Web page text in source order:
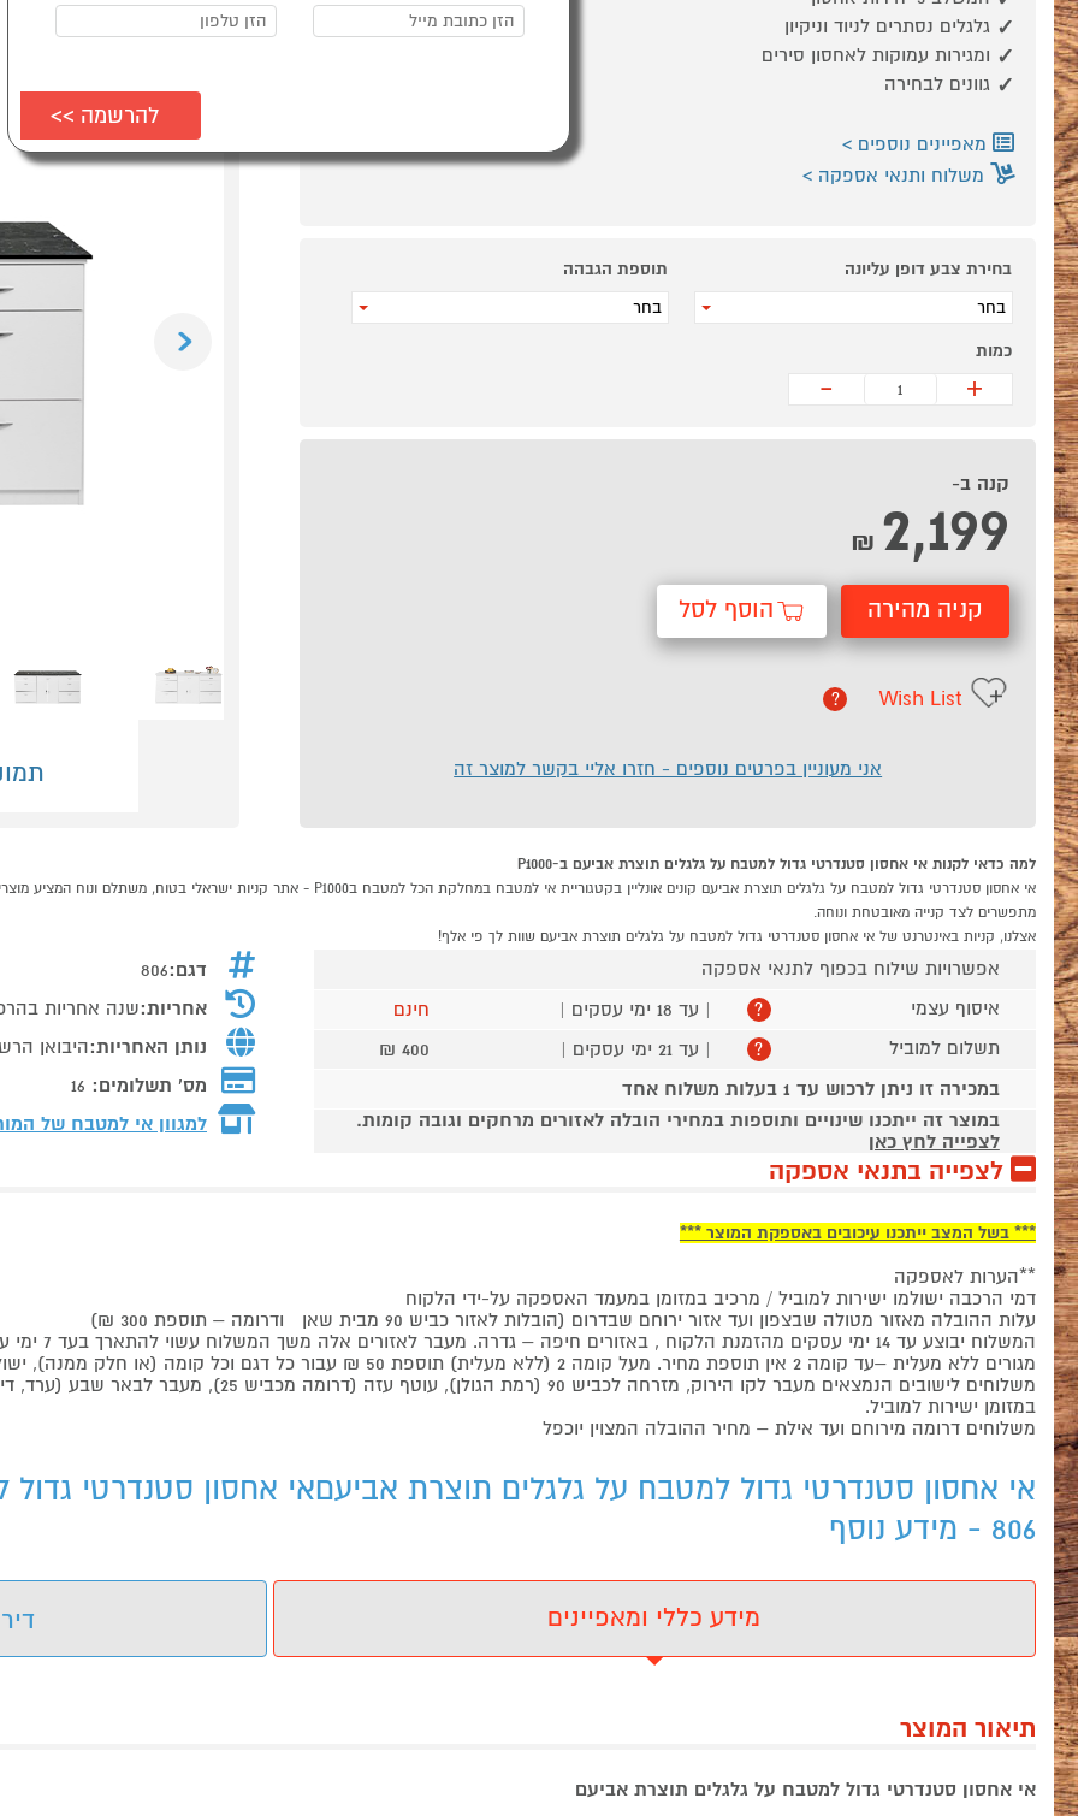
גלגלים נסתרים לניוד וניקיון
ומגירות עמוקות לאחסון סירים
גוונים לבחירה
מאפיינים נוספים
משלוח ותנאי אספקה
בחירת צבע דופן עליונה
בחר
תוספת הגבהה
בחר
כמות
+
-
קנה ב-
2,199
₪
קניה מהירה הוסף לסל
Wish List
?
אני מעוניין בפרטים נוספים - חזרו אליי בקשר למוצר זה
למה כדאי לקנות אי אחסון סטנדרטי גדול למטבח על גלגלים תוצרת אביעם ב-P1000
מתפשרים לצד קנייה מאובטחת ונוחה.
אצלנו, קניות באינטרנט של אי אחסון סטנדרטי גדול למטבח על גלגלים תוצרת אביעם שוות לך פי אלף!
אפשרויות שילוח בכפוף לתנאי אספקה
איסוף עצמי
? | עד 18 ימי עסקים |
חינם
תשלום למוביל
? | עד 21 ימי עסקים |
400 ₪
במכירה זו ניתן לרכוש עד 1 בעלות משלוח אחד
במוצר זה ייתכנו שינויים ותוספות במחירי הובלה לאזורים מרחקים וגובה קומות.
לצפייה לחץ כאן
דגם:806
אחריות:שנה אחריות
נותן האחריות:היבואן
מס' תשלומים: 16
למגוון אי למטבח של
לצפייה בתנאי אספקה
*** בשל המצב ייתכנו עיכובים באספקת המוצר ***
**הערות לאספקה
דמי הרכבה ישולמו ישירות למוביל / מרכיב במזומן במעמד האספקה על-ידי הלקוח
עלות ההובלה מאזור מטולה שבצפון ועד אזור ירוחם שבדרום (הובלות לאזור כביש 90 מבית שאן ודרומה – תוספת 300 ₪)
המשלוח יבוצע עד 14 ימי עסקים מהזמנת הלקוח , באזורים חיפה – גדרה. מעבר לאזורים אלה משך המשלוח עשוי להתארך בעד 7 ימי עסקים נוספים.
מגורים ללא מעלית –עד קומה 2 אין תוספת מחיר. מעל קומה 2 (ללא מעלית) תוספת 50 ₪ עבור כל דגם וכל קומה (או חלק ממנה), ישולם ישירות למוביל.
במזומן ישירות למוביל.
משלוחים דרומה מירוחם ועד אילת – מחיר ההובלה המצוין יוכפל
אי אחסון סטנדרטי גדול למטבח על גלגלים תוצרת אביעםאי אחסון סטנדרטי
806 - מידע נוסף
מידע כללי ומאפיינים
תיאור המוצר
אי אחסון סטנדרטי גדול למטבח על גלגלים תוצרת אביעם